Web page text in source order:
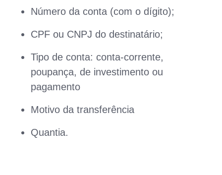
Número da conta (com o dígito);
CPF ou CNPJ do destinatário;
Tipo de conta: conta-corrente,
poupança, de investimento ou
pagamento
Motivo da transferência
Quantia.